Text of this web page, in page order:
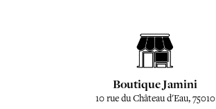
Boutique Jamini
10 rue du Château d'Eau, 75010